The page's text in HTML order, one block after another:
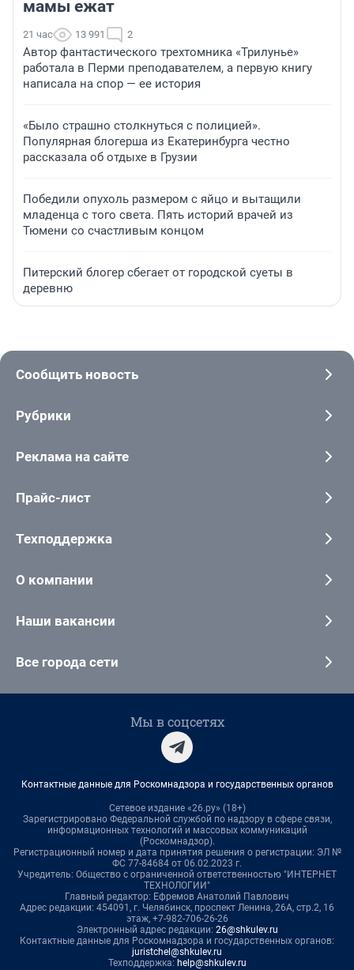
мамы ежат
21 час 13 991 2
Автор фантастического трехтомника «Трилунье»
работала в Перми преподавателем, а первую книгу
написала на спор — ее история
«Было страшно столкнуться с полицией».
Популярная блогерша из Екатеринбурга честно
рассказала об отдыхе в Грузии
Победили опухоль размером с яйцо и вытащили
младенца с того света. Пять историй врачей из
Тюмени со счастливым концом
Питерский блогер сбегает от городской суеты в
деревню
Сообщить новость
Рубрики
Реклама на сайте
Прайс-лист
Техподдержка
О компании
Наши вакансии
Все города сети
Мы в соцсетях
Контактные данные для Роскомнадзора и государственных органов
Сетевое издание «26.ру» (18+)
Зарегистрировано Федеральной службой по надзору в сфере связи,
информационных технологий и массовых коммуникаций
(Роскомнадзор).
Регистрационный номер и дата принятия решения о регистрации: ЭЛ №
ФС 77-84684 от 06.02.2023 г.
Учредитель: Общество с ограниченной ответственностью "ИНТЕРНЕТ
ТЕХНОЛОГИИ"
Главный редактор: Ефремов Анатолий Павлович
Адрес редакции: 454091, г. Челябинск, проспект Ленина, 26А, стр.2, 16
этаж, +7-982-706-26-26
Электронный адрес редакции: 26@shkulev.ru
Контактные данные для Роскомнадзора и государственных органов:
juristchel@shkulev.ru
Техподдержка: help@shkulev.ru